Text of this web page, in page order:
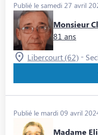
Publié le samedi 27 avril
Monsieur
81 ans
Libercourt (62) -
Publié le mardi 09 avril
Madame